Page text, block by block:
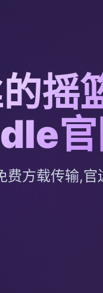
的
官
费方载传输,官